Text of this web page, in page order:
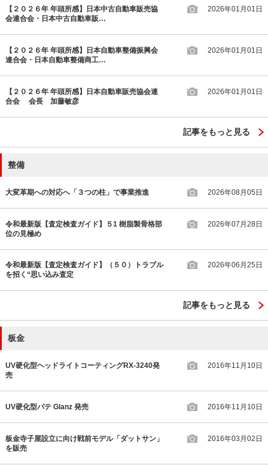
【２０２６年 年頭所感】日本中古自動車販売協
会連合会・日本中古自動車販…
2026年01月01日
【２０２６年 年頭所感】日本自動車整備振興会
連合会・日本自動車整備商工…
2026年01月01日
【２０２６年 年頭所感】日本自動車販売協会連
合会 会長 加藤敏彦
2026年01月01日
記事をもっと見る
整備
大変革期への対応へ「３つの柱」で事業推進 2026年08月05日
令和最新版【査定検査ガイド】５1 樹脂製骨格部
位の見極め
2026年07月28日
令和最新版【査定検査ガイド】（５０）トラブル
を招く“思い込み査定
2026年06月25日
記事をもっと見る
板金
UV硬化型ヘッドライトコーティングRX-3240発
売
2016年11月10日
UV硬化型パテ Glanz 発売 2016年11月10日
板金寺子屋設立に向け戦前モデル「ダットサン」
を販売
2016年03月02日